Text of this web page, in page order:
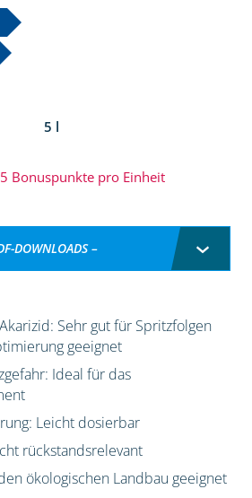
5 l
Bonuspunkte pro Einheit
DOWNLOADS –
Sehr gut für Spritzfolgen
geeignet
Ideal für das
Leicht dosierbar
rückstandsrelevant
ökologischen Landbau geeignet